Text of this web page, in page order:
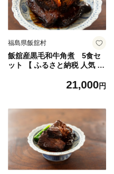
福島県飯舘村
飯舘産黒毛和牛角煮 5食セ
ット 【 ふるさと納税 人気 お
黒毛和牛 おかず 丼 角煮丼 レ
21,000円